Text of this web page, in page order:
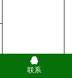
联系